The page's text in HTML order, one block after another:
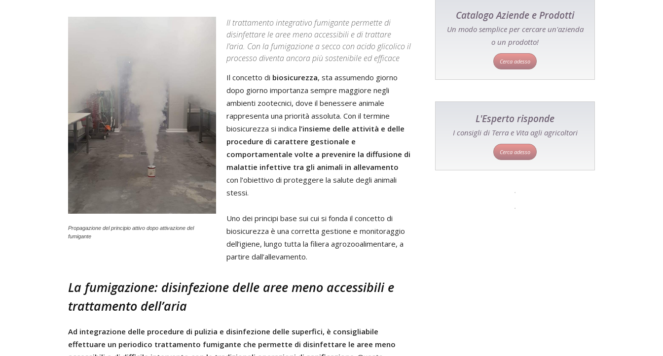
Propagazione del principio attivo dopo attivazione del
fumigante
Il trattamento integrativo fumigante permette di
disinfettare le aree meno accessibili e di trattare
l’aria. Con la fumigazione a secco con acido glicolico il
processo diventa ancora più sostenibile ed efficace
Il concetto di biosicurezza, sta assumendo giorno
dopo giorno importanza sempre maggiore negli
ambienti zootecnici, dove il benessere animale
rappresenta una priorità assoluta. Con il termine
biosicurezza si indica l’insieme delle attività e delle
procedure di carattere gestionale e
comportamentale volte a prevenire la diffusione di
malattie infettive tra gli animali in allevamento
con l’obiettivo di proteggere la salute degli animali
stessi.
Uno dei principi base sui cui si fonda il concetto di
biosicurezza è una corretta gestione e monitoraggio
dell’igiene, lungo tutta la filiera agrozooalimentare, a
partire dall’allevamento.
La fumigazione: disinfezione delle aree meno accessibili e
trattamento dell’aria
Ad integrazione delle procedure di pulizia e disinfezione delle superfici, è consigliabile
effettuare un periodico trattamento fumigante che permette di disinfettare le aree meno
Catalogo Aziende e Prodotti
Un modo semplice per cercare un'azienda
o un prodotto!
Cerca adesso
L'Esperto risponde
I consigli di Terra e Vita agli agricoltori
Cerca adesso